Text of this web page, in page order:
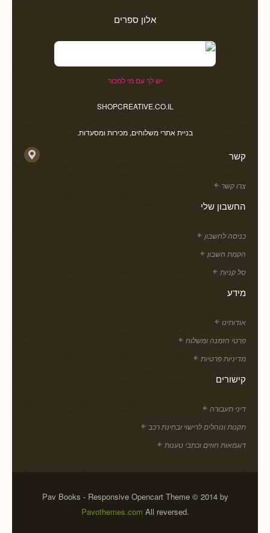
אלון ספרים
יש לך עם מי למכור
SHOPCREATIVE.CO.IL
בניית אתרי משלוחים, מכירות ומסעדות.
קשר
צרו קשר
החשבון שלי
כניסה לחשבון
הקמת חשבון
סל קניות
מידע
אודותינו
פרטי הזמנה ומשלוח
מדיניות פרטיות
קישורים
דיני תעבורה
תקנות ונוהלים לרישוי ובחינת רכב
דוגמאות חוזים וכתבי טענות
Pav Books - Responsive Opencart Theme © 2014 by
Pavothemes.com All reversed.